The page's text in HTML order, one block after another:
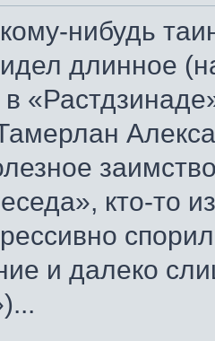
нибудь
длинное
кто-то
и далеко